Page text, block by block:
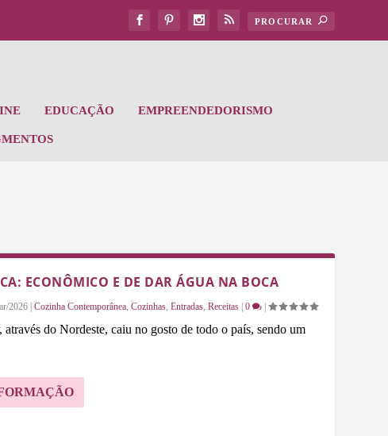
EDUCAÇÃO EMPREENDEDORISMO
ECONÔMICO E DE DAR ÁGUA NA BOCA
2026 Cozinha Contemporânea, Cozinhas, Entradas, Receitas 0
do Nordeste, caiu no gosto de todo o país, sendo um